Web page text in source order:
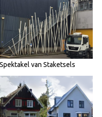
Spektakel van Staketsels